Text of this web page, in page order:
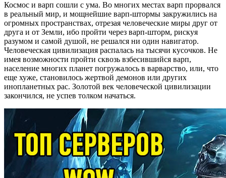
Космос и варп сошли с ума. Во многих местах варп прорвался
в реальный мир, и мощнейшие варп-штормы закружились на
огромных пространствах, отрезая человеческие миры друг от
друга и от Земли, ибо пройти через варп-шторм, рискуя
разумом и самой душой, не решался ни один навигатор.
Человеческая цивилизация распалась на тысячи кусочков. Не
имея возможности пройти сквозь взбесившийся варп,
население многих планет погружалось в варварство, или, что
еще хуже, становилось жертвой демонов или других
инопланетных рас. Золотой век человеческой цивилизации
закончился, не успев толком начаться.